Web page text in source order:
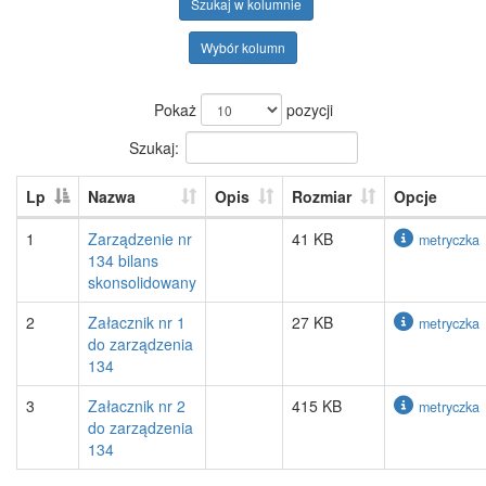
Szukaj w kolumnie
Wybór kolumn
Pokaż
pozycji
Szukaj:
Lp Nazwa Opis Rozmiar
Opcje
1
Zarządzenie nr
134 bilans
skonsolidowany
41 KB metryczka
2
Załacznik nr 1
do zarządzenia
134
27 KB metryczka
3
Załacznik nr 2
do zarządzenia
134
415 KB metryczka